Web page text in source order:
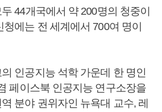
44개국에서 약 200명의 청중이
에는 전 세계에서 700여 명이
인공지능 석학 가운데 한 명인
페이스북 인공지능 연구소장을
분야 권위자인 뉴욕대 교수, 레